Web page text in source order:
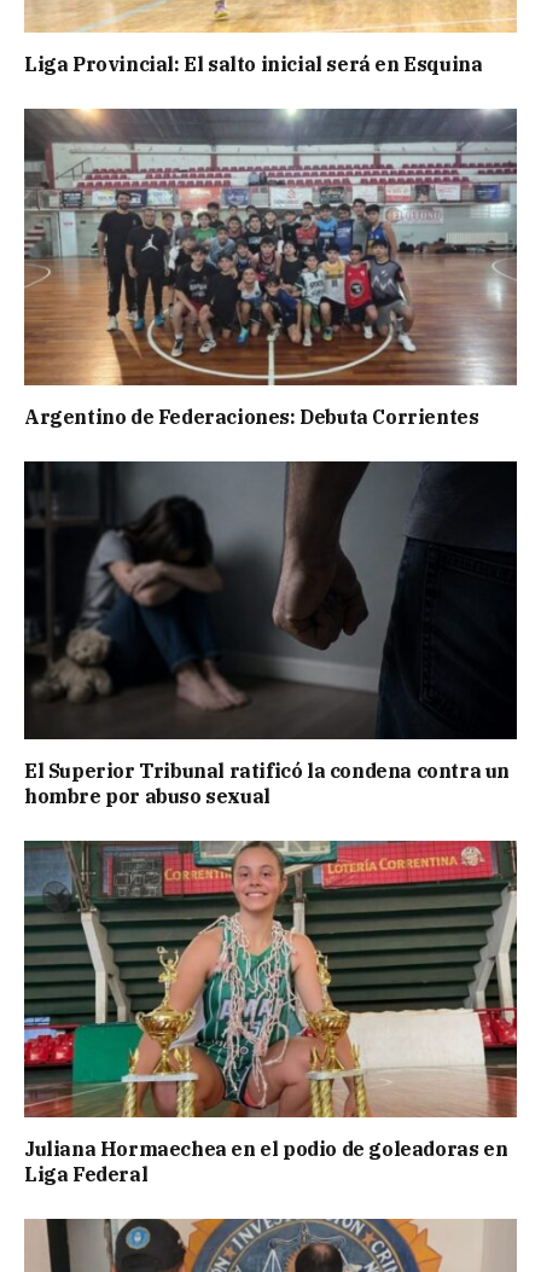
Liga Provincial: El salto inicial será en Esquina
Argentino de Federaciones: Debuta Corrientes
El Superior Tribunal ratificó la condena contra un
hombre por abuso sexual
Juliana Hormaechea en el podio de goleadoras en
Liga Federal